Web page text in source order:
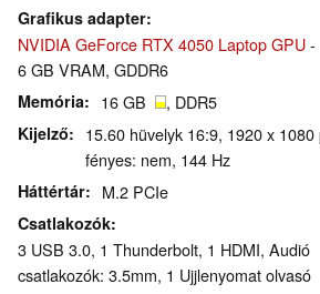
Grafikus adapter
NVIDIA GeForce RTX 4050 Laptop GPU-
6 GB VRAM, GDDR6
Memória 16 GB , DDR5
Kijelző
15.60 hüvelyk 16:9, 1920 x
fényes: nem, 144 Hz
Háttértár M.2 PCIe
Csatlakozók
3 USB 3.0, 1 Thunderbolt, 1 HDMI, Audió
csatlakozók: 3.5mm, 1 Ujjlenyomat olvasó